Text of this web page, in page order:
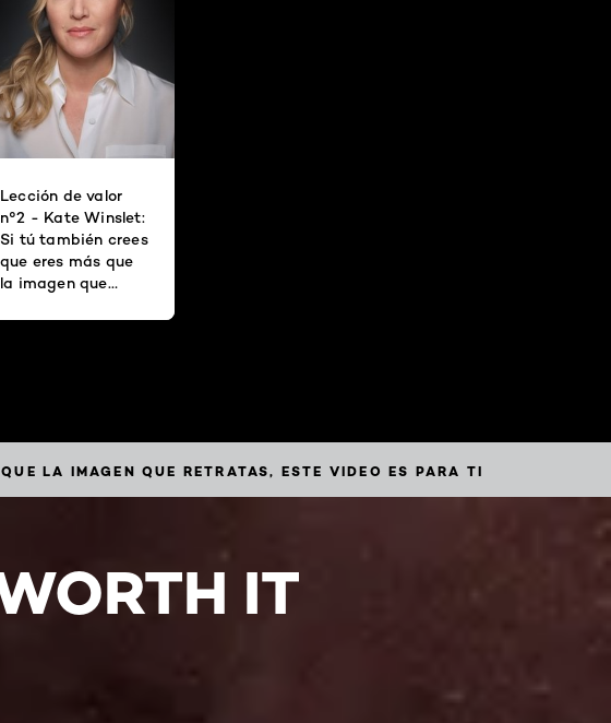
Lección de valor
n°2 - Kate Winslet:
Si tú también crees
que eres más que
la imagen que
es para ti
LA IMAGEN QUE RETRATAS, ESTE VIDEO ES PARA TI
IT